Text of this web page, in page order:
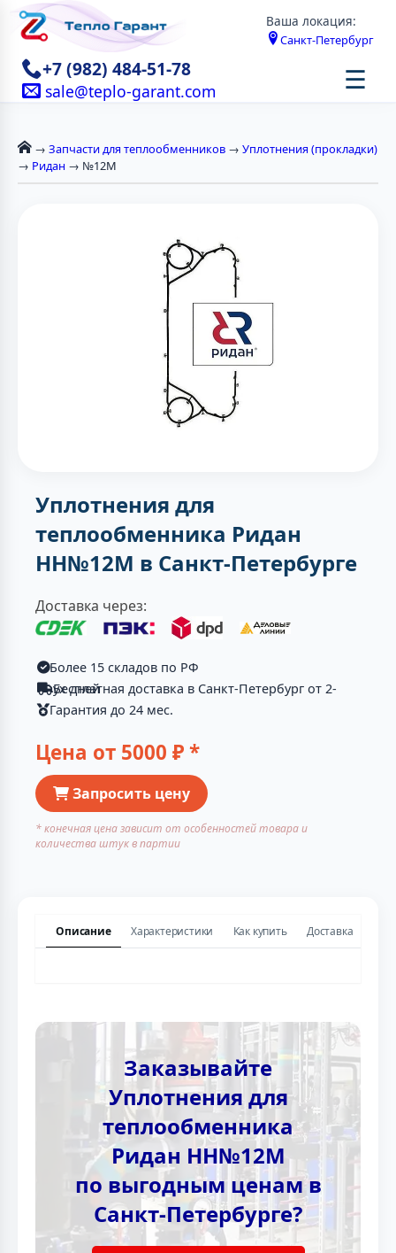
Ваша локация:
Санкт-Петербург
+7 (982) 484-51-78
sale@teplo-garant.com ☰
→ Запчасти для теплообменников → Уплотнения (прокладки)
→ Ридан → №12М
Уплотнения для
теплообменника Ридан
НН№12М в Санкт-Петербурге
Доставка через:
Более 15 складов по РФ
Бесплатная доставка в Санкт-Петербург от 2-ух дней
Гарантия до 24 мес.
Цена от 5000 ₽ *
Запросить цену
* конечная цена зависит от особенностей товара и
количества штук в партии
Описание Характеристики Как купить Доставка
Заказывайте
Уплотнения для
теплообменника
Ридан НН№12М
по выгодным ценам в
Санкт-Петербурге?